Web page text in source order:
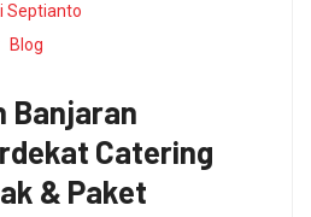
Septianto
Blog
Banjaran
Catering
& Paket